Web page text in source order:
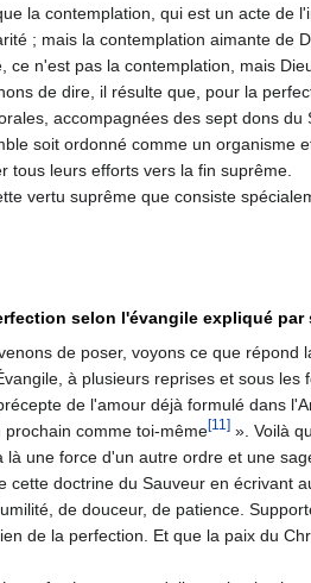
la contemplation, qui est un acte de
; mais la contemplation aimante de
ce n'est pas la contemplation, mais
de dire, il résulte que, pour la
accompagnées des sept dons
soit ordonné comme un orga­nisme
tous leurs efforts vers la fin suprême.
vertu suprême que consiste
selon l'évangile expliqué par
de poser, voyons ce que répond
à plusieurs reprises et sous
de l'amour déjà formulé dans
comme toi-même[11] ». Voilà
là une force d'un autre ordre et une
cette doctrine du Sauveur en écrivant
de douceur, de patience.
de la perfection. Et que la paix du